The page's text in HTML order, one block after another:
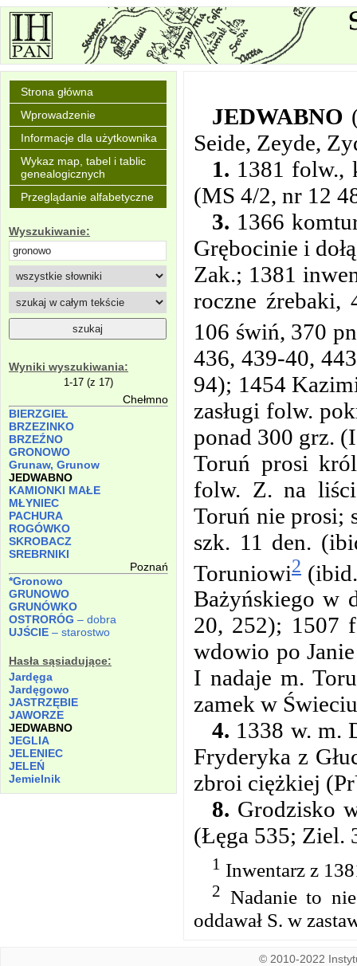
Strona główna
Wprowadzenie
Informacje dla użytkownika
Wykaz map, tabel i tablic
genealogicznych
Przeglądanie alfabetyczne
Wyszukiwanie:
Wyniki wyszukiwania:
1-17 (z 17)
Chełmno
BIERZGIEŁ
BRZEZINKO
BRZEŹNO
GRONOWO
Grunaw, Grunow
JEDWABNO
KAMIONKI MAŁE
MŁYNIEC
PACHURA
ROGÓWKO
SKROBACZ
SREBRNIKI
Poznań
*Gronowo
GRUNOWO
GRUNÓWKO
OSTRORÓG – dobra
UJŚCIE – starostwo
Hasła sąsiadujące:
Jardęga
Jardęgowo
JASTRZĘBIE
JAWORZE
JEDWABNO
JEGLIA
JELENIEC
JELEŃ
Jemielnik
JEDWABNO
Seide, Zeyde,
1. 1381 folw.,
(MS 4/2, nr 12
3. 1366
Grębocinie i
Zak.; 1381
roczne źrebaki,
106 świń, 370
436, 439-40,
94); 1454
zasługi folw.
ponad 300 grz.
Toruń prosi
folw. Z. na
Toruń nie prosi;
szk. 11 den.
Toruniowi2
Bażyńskiego w
20, 252); 1507
wdowio po
I nadaje m.
zamek w
4. 1338 w. m.
Fryderyka z
zbroi ciężkiej
8. Grodzisko
(Łęga 535; Ziel.
1 Inwentarz z
2 Nadanie to
oddawał S. w
© 2010-2022